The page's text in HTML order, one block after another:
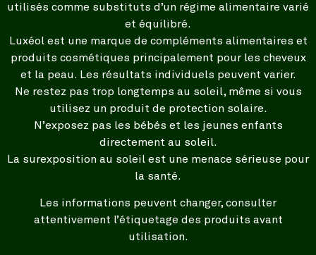
utilisés comme substituts d’un régime alimentaire varié
et équilibré.
Luxéol est une marque de compléments alimentaires et
produits cosmétiques principalement pour les cheveux
et la peau. Les résultats individuels peuvent varier.
Ne restez pas trop longtemps au soleil, même si vous
utilisez un produit de protection solaire.
N’exposez pas les bébés et les jeunes enfants
directement au soleil.
La surexposition au soleil est une menace sérieuse pour
la santé.
Les informations peuvent changer, consulter
attentivement l’étiquetage des produits avant
utilisation.